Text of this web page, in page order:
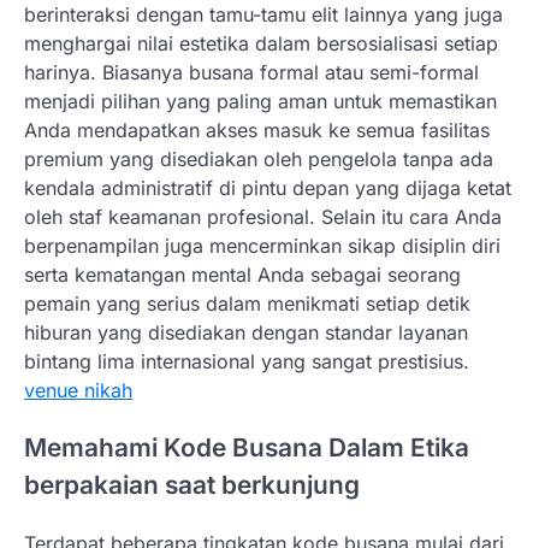
berinteraksi dengan tamu-tamu elit lainnya yang juga
menghargai nilai estetika dalam bersosialisasi setiap
harinya. Biasanya busana formal atau semi-formal
menjadi pilihan yang paling aman untuk memastikan
Anda mendapatkan akses masuk ke semua fasilitas
premium yang disediakan oleh pengelola tanpa ada
kendala administratif di pintu depan yang dijaga ketat
oleh staf keamanan profesional. Selain itu cara Anda
berpenampilan juga mencerminkan sikap disiplin diri
serta kematangan mental Anda sebagai seorang
pemain yang serius dalam menikmati setiap detik
hiburan yang disediakan dengan standar layanan
bintang lima internasional yang sangat prestisius.
venue nikah
Memahami Kode Busana Dalam Etika
berpakaian saat berkunjung